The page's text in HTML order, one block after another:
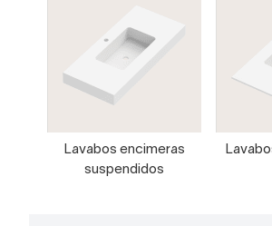
Lavabos encimeras
suspendidos